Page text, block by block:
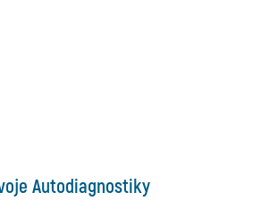
Autodiagnostiky